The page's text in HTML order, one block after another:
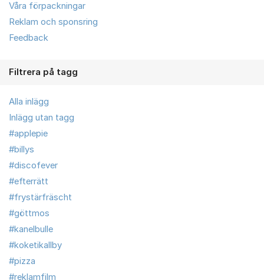
Våra förpackningar
Reklam och sponsring
Feedback
Filtrera på tagg
Alla inlägg
Inlägg utan tagg
#applepie
#billys
#discofever
#efterrätt
#frystärfräscht
#göttmos
#kanelbulle
#koketikallby
#pizza
#reklamfilm